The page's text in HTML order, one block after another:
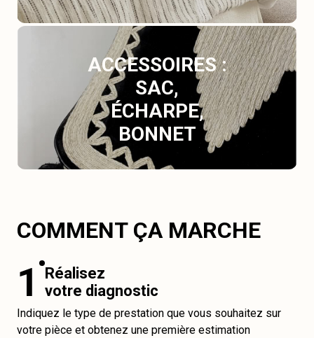
ACCESSOIRES :
SAC,
ÉCHARPE,
BONNET
COMMENT ÇA MARCHE
1
Réalisez
votre diagnostic
Indiquez le type de prestation que vous souhaitez sur
votre pièce et obtenez une première estimation